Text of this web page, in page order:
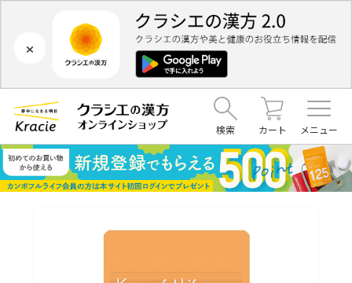
×
検索 カート メニュー